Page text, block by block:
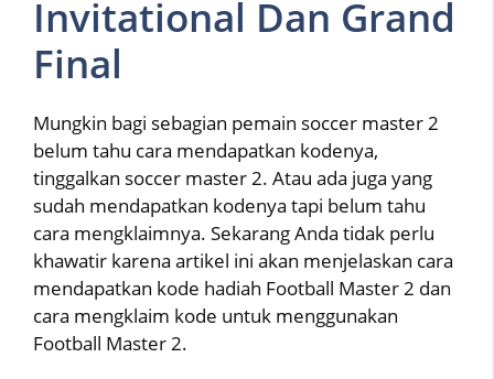
Invitational Dan Grand
Final
Mungkin bagi sebagian pemain soccer master 2
belum tahu cara mendapatkan kodenya,
tinggalkan soccer master 2. Atau ada juga yang
sudah mendapatkan kodenya tapi belum tahu
cara mengklaimnya. Sekarang Anda tidak perlu
khawatir karena artikel ini akan menjelaskan cara
mendapatkan kode hadiah Football Master 2 dan
cara mengklaim kode untuk menggunakan
Football Master 2.